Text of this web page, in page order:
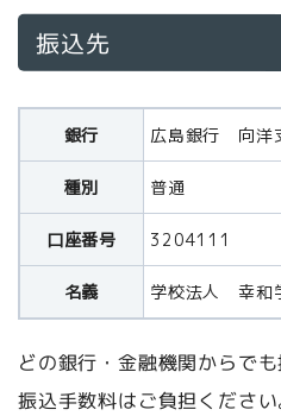
振込先
銀行 広島銀行 向洋
種別 普通
口座番号 3204111
名義 学校法人 幸和
どの銀行・金融機関からで
振込手数料はご負担ください